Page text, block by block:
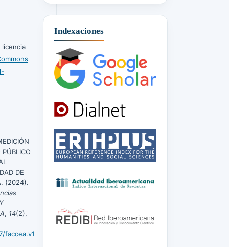
licencia
PÚBLICO
DE
(2024).
, 14(2),
faccea.v1
Indexaciones